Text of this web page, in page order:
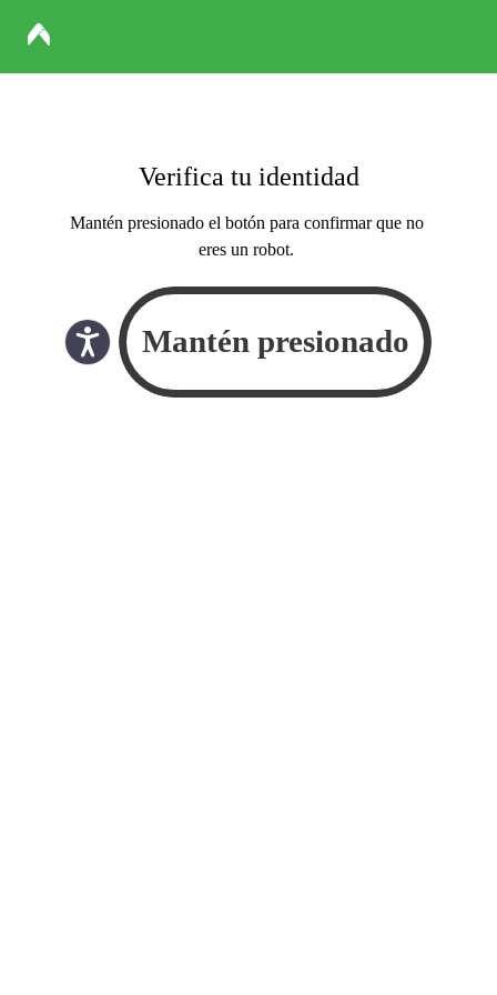
Verifica tu identidad
Mantén presionado el botón para confirmar que no
eres un robot.